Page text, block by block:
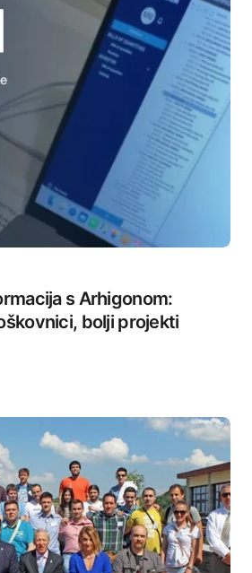
s Arhigonom:
bolji projekti